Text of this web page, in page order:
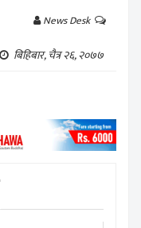
News Desk
बिहिबार, चैत्र २६, २०७७